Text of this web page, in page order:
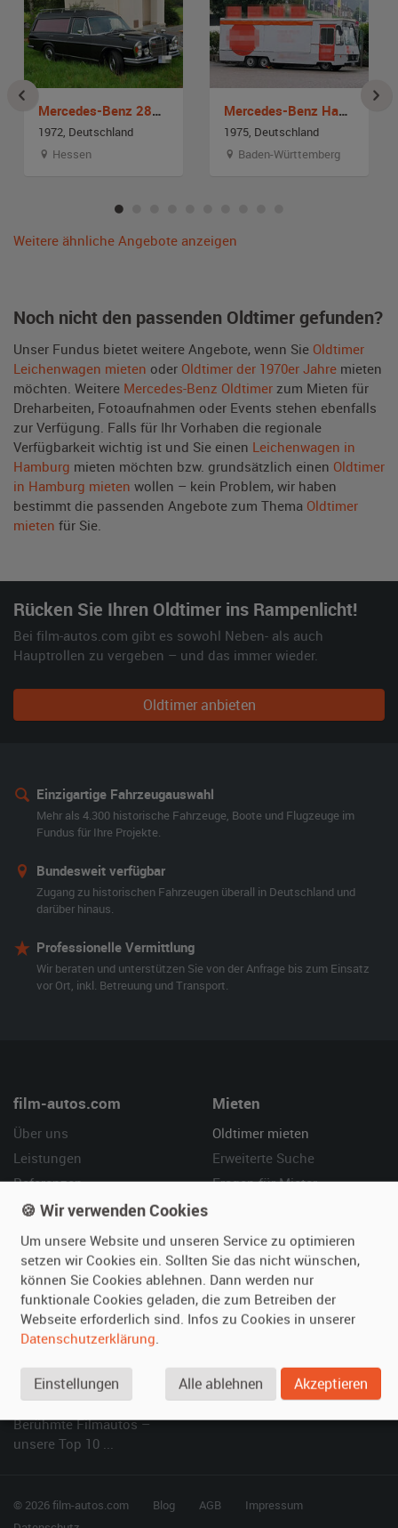
Mercedes-Benz 280S Bestattungswagen
1972, Deutschland
Hessen
Mercedes-Benz Hanomag-Henschel 307
1975, Deutschland
Baden-Württemberg
Weitere ähnliche Angebote anzeigen
Noch nicht den passenden Oldtimer gefunden?
Unser Fundus bietet weitere Angebote, wenn Sie Oldtimer
Leichenwagen mieten oder Oldtimer der 1970er Jahre mieten
möchten. Weitere Mercedes-Benz Oldtimer zum Mieten für
Dreharbeiten, Fotoaufnahmen oder Events stehen ebenfalls
zur Verfügung. Falls für Ihr Vorhaben die regionale
Verfügbarkeit wichtig ist und Sie einen Leichenwagen in
Hamburg mieten möchten bzw. grundsätzlich einen Oldtimer
in Hamburg mieten wollen – kein Problem, wir haben
bestimmt die passenden Angebote zum Thema Oldtimer
mieten für Sie.
Rücken Sie Ihren Oldtimer ins Rampenlicht!
Bei film-autos.com gibt es sowohl Neben- als auch
Hauptrollen zu vergeben – und das immer wieder.
Oldtimer anbieten
Einzigartige Fahrzeugauswahl
Mehr als 4.300 historische Fahrzeuge, Boote und Flugzeuge im
Fundus für Ihre Projekte.
Bundesweit verfügbar
Zugang zu historischen Fahrzeugen überall in Deutschland und
darüber hinaus.
Professionelle Vermittlung
Wir beraten und unterstützen Sie von der Anfrage bis zum Einsatz
vor Ort, inkl. Betreuung und Transport.
film-autos.com
Über uns
Leistungen
Referenzen
Kundenmeinungen
Mieten
Oldtimer mieten
Erweiterte Suche
Fragen für Mieter
Vermieten
Oldtimer anmelden
Fotos senden
Fragen für Vermieter
Hilfe
Häufige Fragen (FAQ)
So funktioniert's
SPECIAL
Berühmte Filmautos –
unsere Top 10 ...
© 2026 film-autos.com Blog AGB
Impressum
🍪 Wir verwenden Cookies
Um unsere Website und unseren Service zu optimieren
setzen wir Cookies ein. Sollten Sie das nicht wünschen,
können Sie Cookies ablehnen. Dann werden nur
funktionale Cookies geladen, die zum Betreiben der
Webseite erforderlich sind. Infos zu Cookies in unserer
Datenschutzerklärung.
Einstellungen Alle ablehnen Akzeptieren